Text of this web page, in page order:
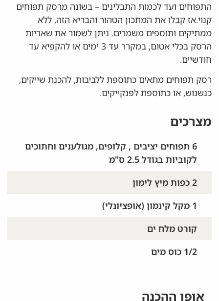
התפוחים ועד לכמות התבלינים – בשונה מרסק תפוחים
קנוי.אז קבלו את המתכון הטהור והבריא הזה, ללא
ממתיקים ותוספים משמרים. ניתן לשמור את שאריות
הרסק בכלי אטום, במקרר עד 3 ימים או להקפיא עד
חודשיים.
רסק תפוחים מתאים כתוספת ללביבות, להכנת שייקים,
כנשנוש, או כתוספת לפנקייקים.
מצרכים
6 תפוחים יציבים , קלופים, מגולענים וחתוכים
לקוביות בגודל 2.5 ס"מ
2 כפות מיץ לימון
1 מקל קינמון (אופציונלי)
קורט מלח ים
1/2 כוס מים
אופן ההכנה